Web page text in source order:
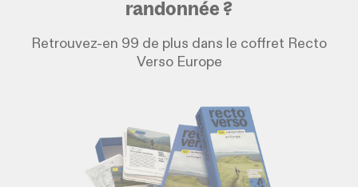
randonnée ?
Retrouvez-en 99 de plus dans le coffret Recto
Verso Europe